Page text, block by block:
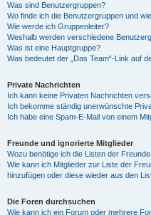
Was sind Benutzergruppen?
Wo finde ich die Benutzergruppen und
Wie werde ich Gruppenleiter?
Weshalb werden verschiedene
Was ist eine Hauptgruppe?
Was bedeutet der „Das Team“-Link auf
Private Nachrichten
Ich kann keine Privaten Nachrichten
Ich bekomme ständig unerwünschte
Ich habe eine Spam-E-Mail von einem
Freunde und ignorierte Mitglieder
Wozu benötige ich die Listen der
Wie kann ich Mitglieder zur Liste der
hinzufügen oder diese wieder aus den
Die Foren durchsuchen
Wie kann ich ein Forum oder mehrere